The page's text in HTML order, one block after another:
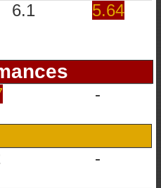
6.1 5.64
-
-